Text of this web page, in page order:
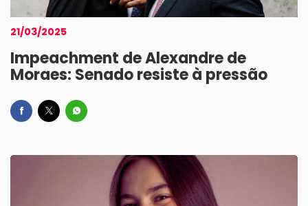
21/03/2025
Impeachment de Alexandre de
Moraes: Senado resiste à pressão